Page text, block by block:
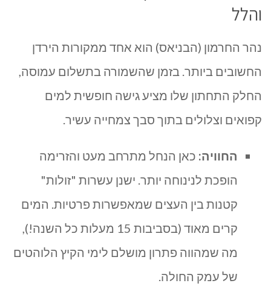
והלל
נהר החרמון (הבניאס) הוא אחד ממקורות הירדן
החשובים ביותר. בזמן שהשמורה בתשלום עמוסה,
החלק התחתון שלו מציע גישה חופשית למים
קפואים וצלולים בתוך סבך צמחייה עשיר.
החוויה: כאן הנחל מתרחב מעט והזרימה
הופכת לנינוחה יותר. ישנן עשרות "זולות"
קטנות בין העצים שמאפשרות פרטיות. המים
קרים מאוד (בסביבות 15 מעלות כל השנה!),
מה שמהווה פתרון מושלם לימי הקיץ הלוהטים
של עמק החולה.